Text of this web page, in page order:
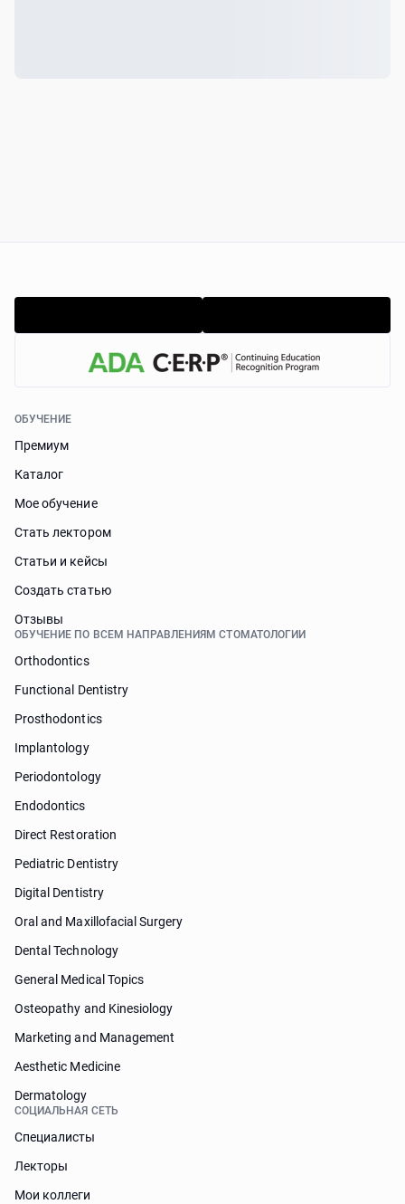
ОБУЧЕНИЕ
Премиум
Каталог
Мое обучение
Стать лектором
Статьи и кейсы
Cоздать статью
Отзывы
ОБУЧЕНИЕ ПО ВСЕМ НАПРАВЛЕНИЯМ СТОМАТОЛОГИИ
Orthodontics
Functional Dentistry
Prosthodontics
Implantology
Periodontology
Endodontics
Direct Restoration
Pediatric Dentistry
Digital Dentistry
Oral and Maxillofacial Surgery
Dental Technology
General Medical Topics
Osteopathy and Kinesiology
Marketing and Management
Aesthetic Medicine
Dermatology
СОЦИАЛЬНАЯ СЕТЬ
Специалисты
Лекторы
Мои коллеги